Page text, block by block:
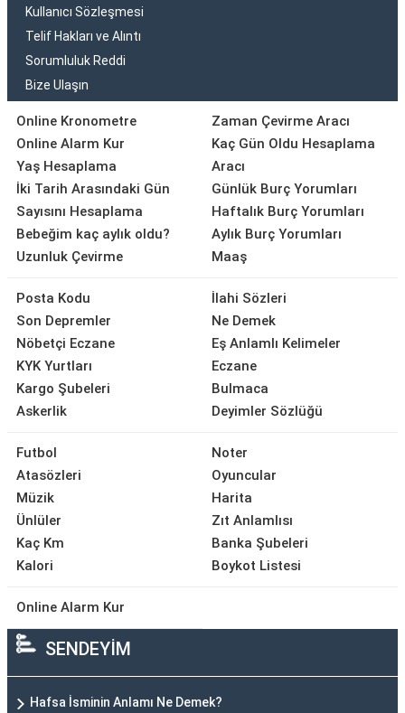
Kullanıcı Sözleşmesi
Telif Hakları ve Alıntı
Sorumluluk Reddi
Bize Ulaşın
Online Kronometre
Online Alarm Kur
Yaş Hesaplama
İki Tarih Arasındaki Gün
Sayısını Hesaplama
Bebeğim kaç aylık oldu?
Uzunluk Çevirme
Zaman Çevirme Aracı
Kaç Gün Oldu Hesaplama
Aracı
Günlük Burç Yorumları
Haftalık Burç Yorumları
Aylık Burç Yorumları
Maaş
Posta Kodu
Son Depremler
Nöbetçi Eczane
KYK Yurtları
Kargo Şubeleri
Askerlik
İlahi Sözleri
Ne Demek
Eş Anlamlı Kelimeler
Eczane
Bulmaca
Deyimler Sözlüğü
Futbol
Atasözleri
Müzik
Ünlüler
Kaç Km
Kalori
Noter
Oyuncular
Harita
Zıt Anlamlısı
Banka Şubeleri
Boykot Listesi
Online Alarm Kur
SENDEYİM
Hafsa İsminin Anlamı Ne Demek?